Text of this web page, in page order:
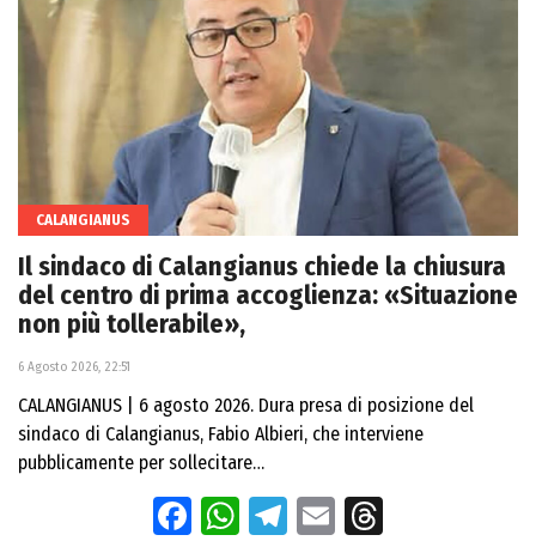
CALANGIANUS
Il sindaco di Calangianus chiede la chiusura
del centro di prima accoglienza: «Situazione
non più tollerabile»,
6 Agosto 2026, 22:51
CALANGIANUS | 6 agosto 2026. Dura presa di posizione del
sindaco di Calangianus, Fabio Albieri, che interviene
pubblicamente per sollecitare…
Facebook
WhatsApp
Telegram
Email